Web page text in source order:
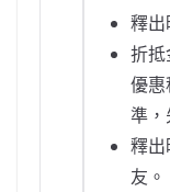
釋
折
優
準，
釋
友。